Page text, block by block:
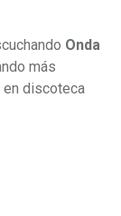
Onda
más
discoteca